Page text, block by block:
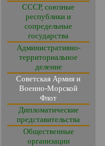
СССР, союзные
республики и
сопредельные
государства
Административно-
территориальное
деление
Советская Армия и
Военно-Морской
Флот
Дипломатические
представительства
Общественные
организации